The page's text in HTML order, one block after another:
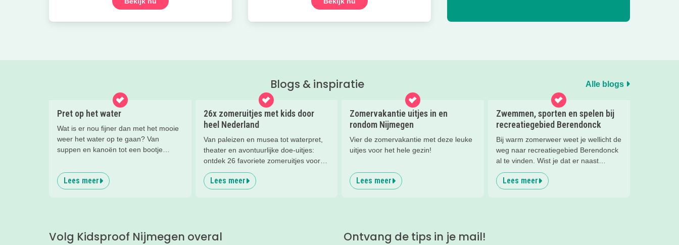
Blogs & inspiratie Alle blogs
Pret op het water
Wat is er nou fijner dan met het mooie
weer het water op te gaan? Van
suppen en kanoën tot een bootje
je de leukste tips voor op én in het
water.Lees meer
26x zomeruitjes met kids door
heel Nederland
Van paleizen en musea tot waterpret,
theater en avontuurlijke doe-uitjes:
ontdek 26 favoriete zomeruitjes voor
gezinnen door heel Nederland.
Lees meer
Zomervakantie uitjes in en
rondom Nijmegen
Vier de zomervakantie met deze leuke
uitjes voor het hele gezin!
Lees meer
Zwemmen, sporten en spelen bij
recreatiegebied Berendonck
Bij warm zomerweer weet je wellicht de
weg naar recreatiegebied Berendonck
al te vinden. Wist je dat er naast
zwemmen zoveel meer te beleven is
voor het hele gezin bij dit prachtige
Lees meer
Volg Kidsproof Nijmegen overal Ontvang de tips in je mail!